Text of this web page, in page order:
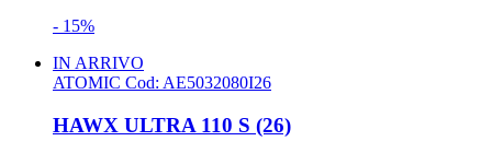
- 15%
IN ARRIVO
ATOMIC Cod: AE5032080I26
HAWX ULTRA 110 S (26)